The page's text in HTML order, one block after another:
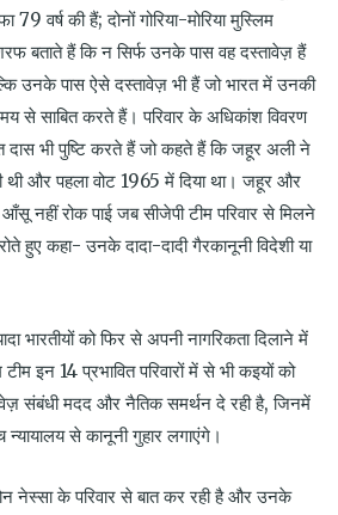
वर्ष की हैं; दोनों गोरिया-मोरिया मुस्लिम
बताते हैं कि न सिर्फ उनके पास वह दस्तावेज़ हैं
उनके पास ऐसे दस्तावेज़ भी हैं जो भारत में उनकी
से साबित करते हैं। परिवार के अधिकांश विवरण
दास भी पुष्टि करते हैं जो कहते हैं कि जहूर अली ने
थी और पहला वोट 1965 में दिया था। जहूर और
नहीं रोक पाई जब सीजेपी टीम परिवार से मिलने
हुए कहा- उनके दादा-दादी गैरकानूनी विदेशी या
भारतीयों को फिर से अपनी नागरिकता दिलाने में
इन 14 प्रभावित परिवारों में से भी कइयों को
संबंधी मदद और नैतिक समर्थन दे रही है, जिनमें
से कानूनी गुहार लगाएंगे।
नेस्सा के परिवार से बात कर रही है और उनके